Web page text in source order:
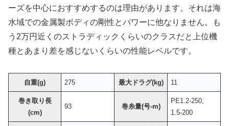
ーズを中心におすすめするのは理由があります。それは海
水域での金属製ボディの剛性とパワーに他なりません。も
う2万円近くのストラディックくらいのクラスだと上位機
種とあまり差を感じないくらいの性能レベルです。
自重(g) 275 最大ドラグ(kg) 11
巻き取り長
(cm)
93 巻糸量(号-m)
PE1.2-250,
1.5-200